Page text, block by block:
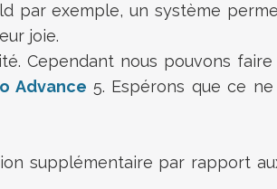
par exemple, un système
joie.
Cependant nous pouvons faire
Advance 5. Espérons que ce
supplémentaire par rapport